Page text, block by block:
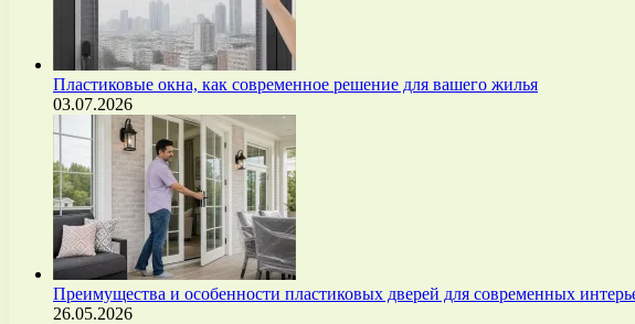
Пластиковые окна, как современное решение для вашего жилья
03.07.2026
Преимущества и особенности пластиковых дверей для современных
26.05.2026